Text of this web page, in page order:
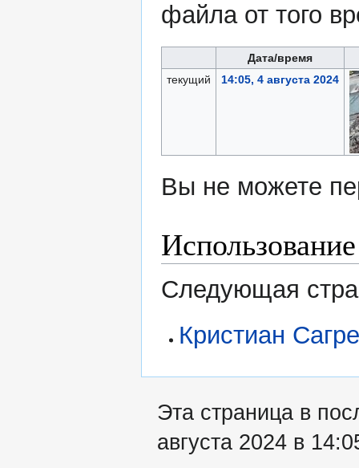
файла от того
Дата/время
текущий
14:05, 4 августа 2024
Вы не можете
Следующая
Кристиан
Эта страница в
августа 2024 в